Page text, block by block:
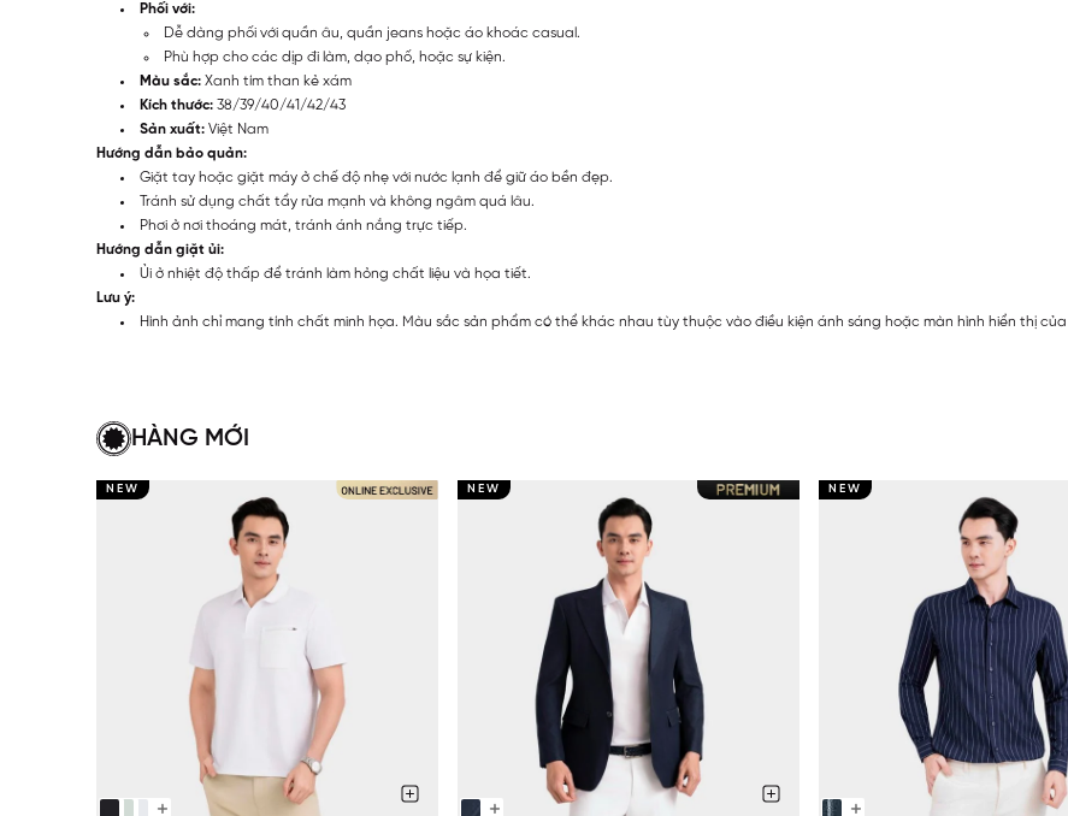
Phối với:
Dễ dàng phối với quần âu, quần jeans hoặc áo khoác casual.
Phù hợp cho các dịp đi làm, dạo phố, hoặc sự kiện.
Màu sắc: Xanh tím than kẻ xám
Kích thước: 38/39/40/41/42/43
Sản xuất: Việt Nam
Hướng dẫn bảo quản:
Giặt tay hoặc giặt máy ở chế độ nhẹ với nước lạnh để giữ áo bền đẹp.
Tránh sử dụng chất tẩy rửa mạnh và không ngâm quá lâu.
Phơi ở nơi thoáng mát, tránh ánh nắng trực tiếp.
Hướng dẫn giặt ủi:
Ủi ở nhiệt độ thấp để tránh làm hỏng chất liệu và họa tiết.
Lưu ý:
Hình ảnh chỉ mang tính chất minh họa. Màu sắc sản phẩm có thể khác nhau tùy thuộc vào điều kiện ánh sáng hoặc màn hình hiển thị
HÀNG MỚI
NEW NEW NEW